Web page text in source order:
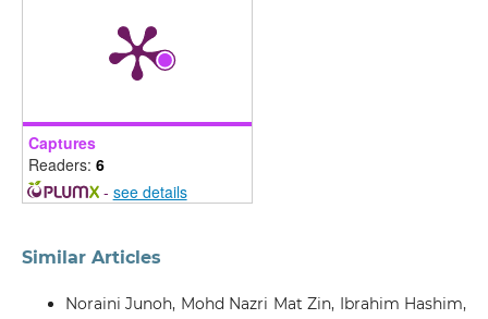
Captures
Readers: 6
- see details
Similar Articles
Noraini Junoh, Mohd Nazri Mat Zin, Ibrahim Hashim,